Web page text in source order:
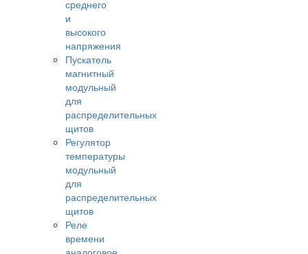
среднего
и
высокого
напряжения
Пускатель
магнитный
модульный
для
распределительных
щитов
Регулятор
температуры
модульный
для
распределительных
щитов
Реле
времени